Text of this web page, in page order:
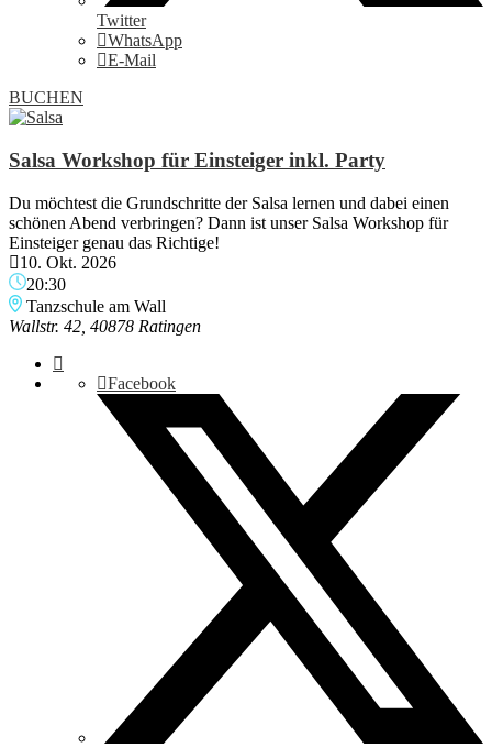
Twitter
WhatsApp
E-Mail
BUCHEN
Salsa Workshop für Einsteiger inkl. Party
Du möchtest die Grundschritte der Salsa lernen und dabei einen
schönen Abend verbringen? Dann ist unser Salsa Workshop für
Einsteiger genau das Richtige!
10. Okt. 2026
20:30
Tanzschule am Wall
Wallstr. 42, 40878 Ratingen
Facebook